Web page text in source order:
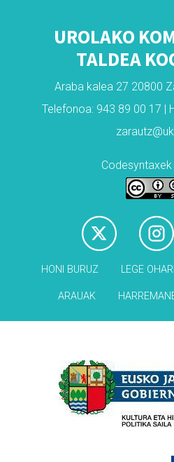
UROLAKO
TALDEA
Araba kalea 27 20800
Telefonoa: 943 89 00 17 |
HONI BURUZ LEGE
ARAUAK